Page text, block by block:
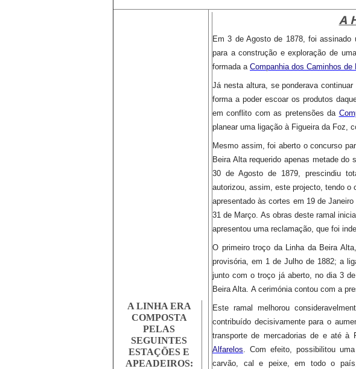
A LINHA ERA
COMPOSTA
PELAS
SEGUINTES
ESTAÇÕES E
APEADEIROS:
A
Em 3 de Agosto de 1878, foi
para a construção e exploração de
formada a Companhia dos Caminhos
Já nesta altura, se ponderava
forma a poder escoar os produtos
em conflito com as pretensões da
planear uma ligação à Figueira da Foz,
Mesmo assim, foi aberto o concurso
Beira Alta requerido apenas metade do
30 de Agosto de 1879, prescindiu
autorizou, assim, este projecto, tendo o
apresentado às cortes em 19 de
31 de Março. As obras deste ramal
apresentou uma reclamação, que foi
O primeiro troço da Linha da Beira
provisória, em 1 de Julho de 1882; a
junto com o troço já aberto, no dia 3
Beira Alta. A cerimónia contou com a
Este ramal melhorou
contribuído decisivamente para o
transporte de mercadorias de e até à
Alfarelos
Com efeito, possibilitou
carvão, cal e peixe, em todo o